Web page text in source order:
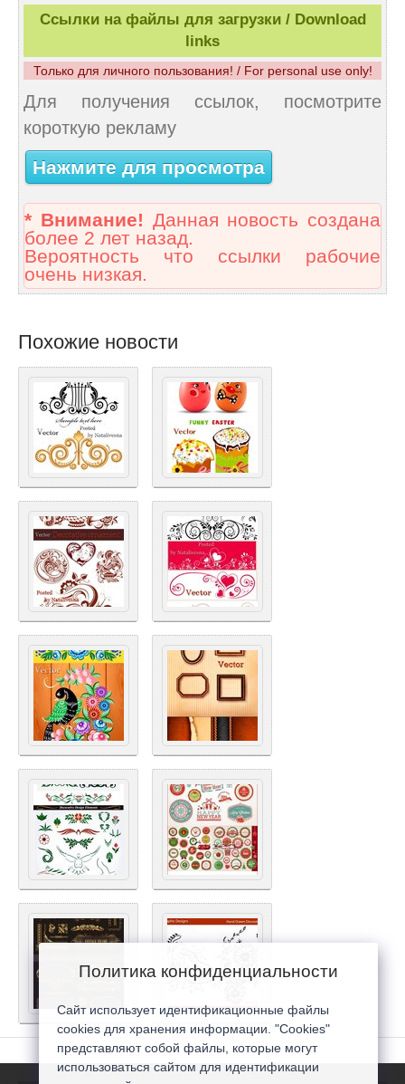
Ссылки на файлы для загрузки / Download
links
Только для личного пользования! / For personal use only!
Для получения ссылок, посмотрите
короткую рекламу
Нажмите для просмотра
* Внимание! Данная новость создана
более 2 лет назад.
Вероятность что ссылки рабочие
очень низкая.
Похожие новости
Политика конфиденциальности
Сайт использует идентификационные файлы
cookies для хранения информации. "Cookies"
представляют собой файлы, которые могут
использоваться сайтом для идентификации